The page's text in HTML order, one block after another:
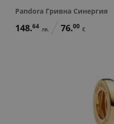
Pandora Гривна Синергия
148.64 лв. 76.00 €